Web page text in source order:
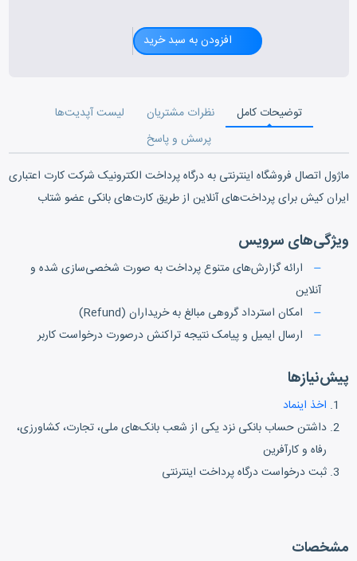
افزودن به سبد خرید
توضیحات کامل نظرات مشتریان
لیست آپدیت‌ها
پرسش و پاسخ
ماژول اتصال فروشگاه اینترنتی به درگاه پرداخت الکترونیک شرکت کارت اعتباری
ایران کیش برای پرداخت‌های آنلاین از طریق کارت‌های بانکی عضو شتاب
ویژگی‌های سرویس
ارائه گزارش‌های متنوع پرداخت به صورت شخصی‌سازی شده و
آنلاین
امکان استرداد گروهی مبالغ به خریداران (Refund)
ارسال ایمیل و پیامک نتیجه تراکنش درصورت درخواست کاربر
پیش‌نیازها
اخذ اینماد
داشتن حساب بانکی نزد یکی از شعب بانک‌های ملی، تجارت، کشاورزی،
رفاه و کارآفرین
ثبت درخواست درگاه پرداخت اینترنتی
مشخصات